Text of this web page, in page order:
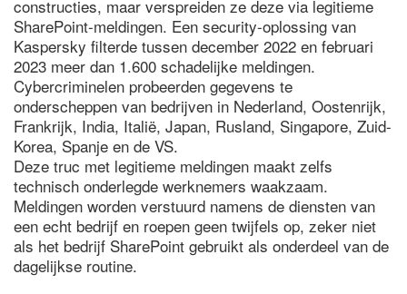
constructies, maar verspreiden ze deze via legitieme
SharePoint-meldingen. Een security-oplossing van
Kaspersky filterde tussen december 2022 en februari
2023 meer dan 1.600 schadelijke meldingen.
Cybercriminelen probeerden gegevens te
onderscheppen van bedrijven in Nederland, Oostenrijk,
Frankrijk, India, Italië, Japan, Rusland, Singapore, Zuid-
Korea, Spanje en de VS.
Deze truc met legitieme meldingen maakt zelfs
technisch onderlegde werknemers waakzaam.
Meldingen worden verstuurd namens de diensten van
een echt bedrijf en roepen geen twijfels op, zeker niet
als het bedrijf SharePoint gebruikt als onderdeel van de
dagelijkse routine.